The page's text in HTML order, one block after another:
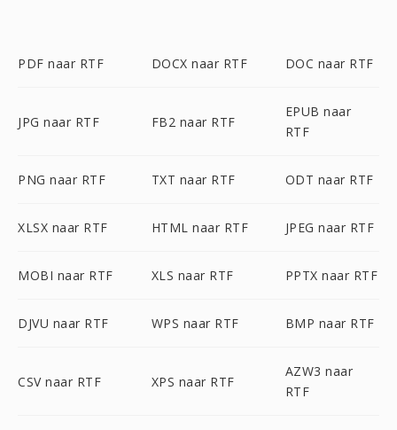
PDF naar RTF DOCX naar RTF DOC naar RTF
JPG naar RTF FB2 naar RTF
EPUB naar
RTF
PNG naar RTF TXT naar RTF ODT naar RTF
XLSX naar RTF HTML naar RTF JPEG naar RTF
MOBI naar RTF XLS naar RTF PPTX naar RTF
DJVU naar RTF WPS naar RTF BMP naar RTF
CSV naar RTF XPS naar RTF
AZW3 naar
RTF